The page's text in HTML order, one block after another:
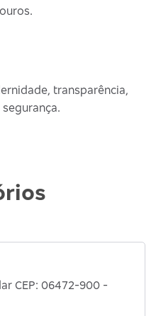
transparência,
CEP: 06472-900 -